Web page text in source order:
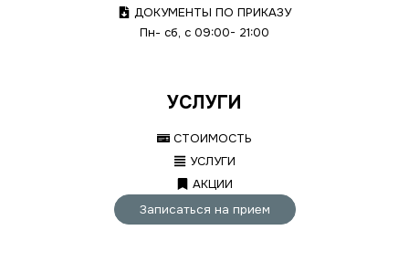
ДОКУМЕНТЫ ПО ПРИКАЗУ
Пн- сб, с 09:00- 21:00
УСЛУГИ
СТОИМОСТЬ
УСЛУГИ
АКЦИИ
Записаться на прием